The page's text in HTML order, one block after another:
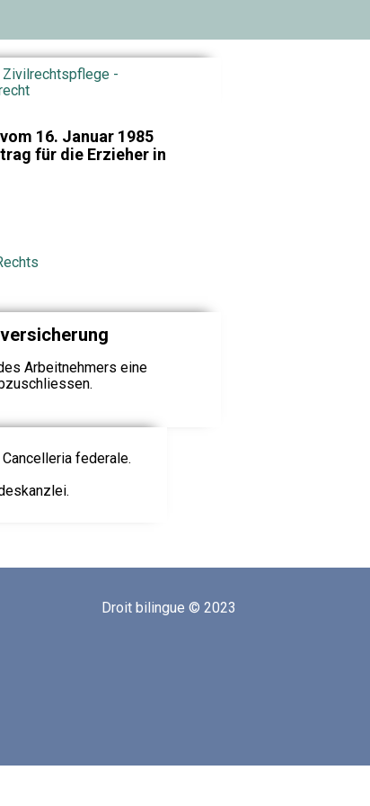
-
16. Januar 1985
für die Erzieher in
Arbeitnehmers eine
federale.
Droit bilingue © 2023